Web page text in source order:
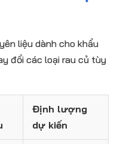
liệu dành cho khẩu
đổi các loại rau củ tùy
Định lượng
dự kiến